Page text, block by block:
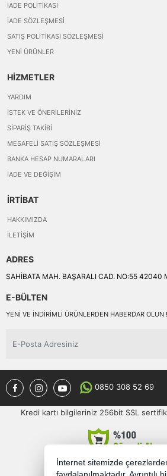
İADE POLITIKASI
İADE SÖZLEŞMESI
SATIŞ POLITIKASI SÖZLEŞMESI
YENI ÜRÜNLER
HİZMETLER
YARDIM
İSTEK VE ÖNERILERINIZ
SIPARIŞ TAKIBI
MESAFELI SATIŞ SÖZLEŞMESI
BANKA HESAP NUMARALARI
İADE VE DEĞIŞIM
İRTİBAT
HAKKIMIZDA
İLETIŞIM
ADRES
SAHİBATA MAH. BAŞARALI CAD. NO:55 42040
E-BÜLTEN
YENI VE INDIRIMLI ÜRÜNLERDEN HABERDAR OLUN !
0850 308 52 69
Kredi kartı bilgileriniz 256bit SSL
İnternet sitemizde